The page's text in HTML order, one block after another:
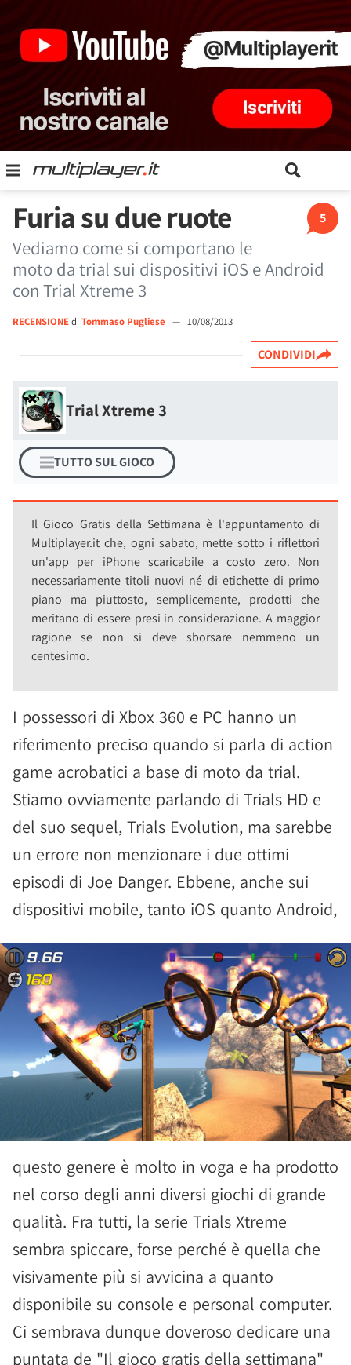
5
Furia su due ruote
Vediamo come si comportano le
moto da trial sui dispositivi iOS e Android
con Trial Xtreme 3
RECENSIONEdi Tommaso Pugliese — 10/08/2013
CONDIVIDI
Trial Xtreme 3
TUTTO SUL GIOCO
Il Gioco Gratis della Settimana è l'appuntamento di
Multiplayer.it che, ogni sabato, mette sotto i riflettori
un'app per iPhone scaricabile a costo zero. Non
necessariamente titoli nuovi né di etichette di primo
piano ma piuttosto, semplicemente, prodotti che
meritano di essere presi in considerazione. A maggior
ragione se non si deve sborsare nemmeno un
centesimo.
I possessori di Xbox 360 e PC hanno un
riferimento preciso quando si parla di action
game acrobatici a base di moto da trial.
Stiamo ovviamente parlando di Trials HD e
del suo sequel, Trials Evolution, ma sarebbe
un errore non menzionare i due ottimi
episodi di Joe Danger. Ebbene, anche sui
dispositivi mobile, tanto iOS quanto Android,
questo genere è molto in voga e ha prodotto
nel corso degli anni diversi giochi di grande
qualità. Fra tutti, la serie Trials Xtreme
sembra spiccare, forse perché è quella che
visivamente più si avvicina a quanto
disponibile su console e personal computer.
Ci sembrava dunque doveroso dedicare una
puntata de "Il gioco gratis della settimana"